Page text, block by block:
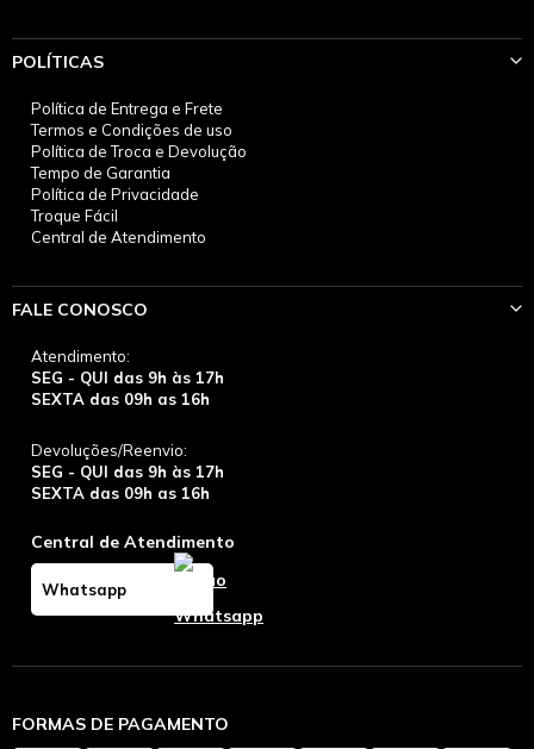
POLÍTICAS
Política de Entrega e Frete
Termos e Condições de uso
Política de Troca e Devolução
Tempo de Garantia
Política de Privacidade
Troque Fácil
Central de Atendimento
FALE CONOSCO
Atendimento:
SEG - QUI das 9h às 17h
SEXTA das 09h as 16h
Devoluções/Reenvio:
SEG - QUI das 9h às 17h
SEXTA das 09h as 16h
Central de Atendimento
Whatsapp
FORMAS DE PAGAMENTO